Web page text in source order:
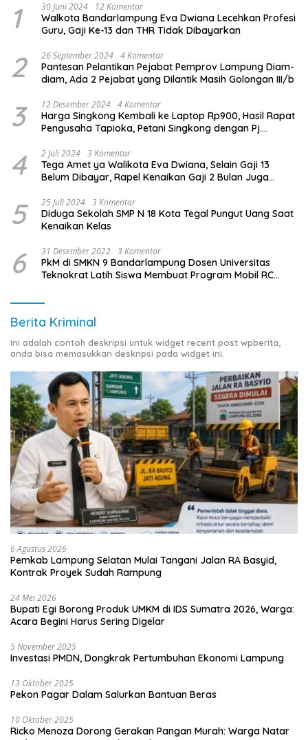
1 30 Juni 2024 12 Komentar
Walkota Bandarlampung Eva Dwiana Lecehkan Profesi
Guru, Gaji Ke-13 dan THR Tidak Dibayarkan
2 26 September 2024 4 Komentar
Pantesan Pelantikan Pejabat Pemprov Lampung Diam-
diam, Ada 2 Pejabat yang Dilantik Masih Golongan III/b
3 12 Desember 2024 4 Komentar
Harga Singkong Kembali ke Laptop Rp900, Hasil Rapat
Pengusaha Tapioka, Petani Singkong dengan Pj.
4 2 Juli 2024 3 Komentar
Tega Amet ya Walikota Eva Dwiana, Selain Gaji 13
Belum Dibayar, Rapel Kenaikan Gaji 2 Bulan Juga
5 25 Juli 2024 3 Komentar
Diduga Sekolah SMP N 18 Kota Tegal Pungut Uang Saat
Kenaikan Kelas
6 31 Desember 2022 3 Komentar
PkM di SMKN 9 Bandarlampung Dosen Universitas
Teknokrat Latih Siswa Membuat Program Mobil RC
Berita Kriminal
Ini adalah contoh deskripsi untuk widget recent post wpberita,
anda bisa memasukkan deskripsi pada widget ini.
6 Agustus 2026
Pemkab Lampung Selatan Mulai Tangani Jalan RA Basyid,
Kontrak Proyek Sudah Rampung
24 Mei 2026
Bupati Egi Borong Produk UMKM di IDS Sumatra 2026, Warga:
Acara Begini Harus Sering Digelar
5 November 2025
Investasi PMDN, Dongkrak Pertumbuhan Ekonomi Lampung
13 Oktober 2025
Pekon Pagar Dalam Salurkan Bantuan Beras
10 Oktober 2025
Ricko Menoza Dorong Gerakan Pangan Murah: Warga Natar